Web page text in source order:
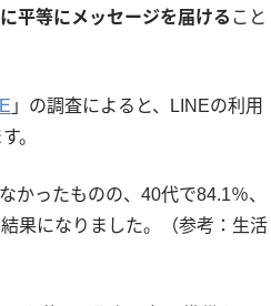
平等にメッセージを届ける こと
」の調査によると、LINEの利用
。
かったものの、40代で84.1％、
果になりました。（参考：生活